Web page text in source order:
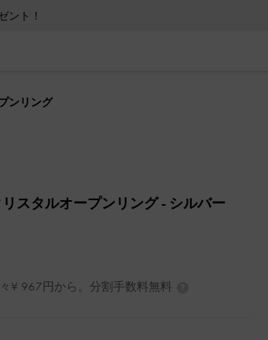
ント！
ンリング
スタルオープンリング- シルバー
¥ 967円から。分割手数料無料